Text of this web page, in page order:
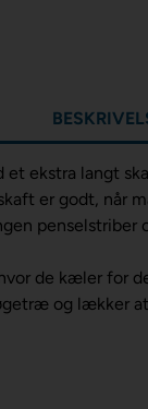
et ekstra langt
er godt, når
penselstriber
de kæler for
og lækker at